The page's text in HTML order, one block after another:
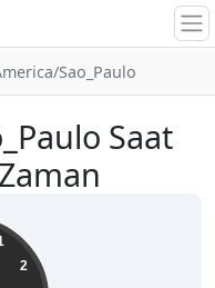
Sao_Paulo
Saat
2